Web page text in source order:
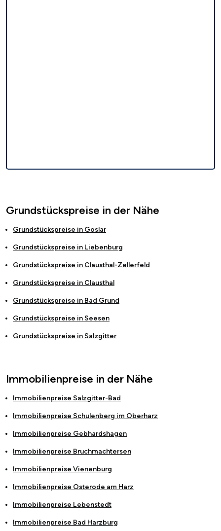
Grundstückspreise in der Nähe
Grundstückspreise in Goslar
Grundstückspreise in Liebenburg
Grundstückspreise in Clausthal-Zellerfeld
Grundstückspreise in Clausthal
Grundstückspreise in Bad Grund
Grundstückspreise in Seesen
Grundstückspreise in Salzgitter
Immobilienpreise in der Nähe
Immobilienpreise Salzgitter-Bad
Immobilienpreise Schulenberg im Oberharz
Immobilienpreise Gebhardshagen
Immobilienpreise Bruchmachtersen
Immobilienpreise Vienenburg
Immobilienpreise Osterode am Harz
Immobilienpreise Lebenstedt
Immobilienpreise Bad Harzburg